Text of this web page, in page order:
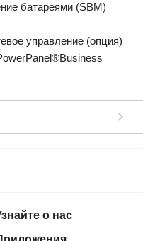
батареями (SBM)
управление (опция)
о нас